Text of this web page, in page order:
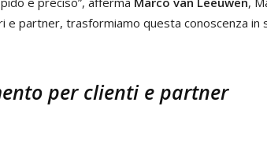
e partner, trasformiamo questa conoscenza in
per clienti e partner